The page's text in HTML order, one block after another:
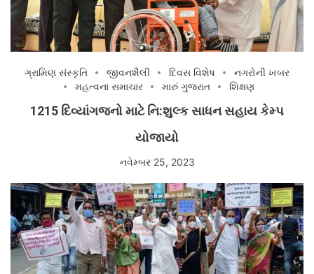
ગ્રામિણ સંસ્કૃતિ જીવનશૈલી દિવસ વિશેષ
નગરોની ખબર
મહત્વના સમાચાર
મારું ગુજરાત શિક્ષણ
1215 દિવ્યાંગજનો માટે નિ:શુલ્ક સાધન સહાય કેમ્પ
યોજાયો
નવેમ્બર 25, 2023